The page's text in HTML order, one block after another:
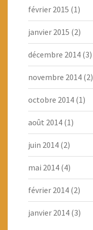
février 2015 (1)
janvier 2015 (2)
décembre 2014 (3)
novembre 2014 (2)
octobre 2014 (1)
août 2014 (1)
juin 2014 (2)
mai 2014 (4)
février 2014 (2)
janvier 2014 (3)